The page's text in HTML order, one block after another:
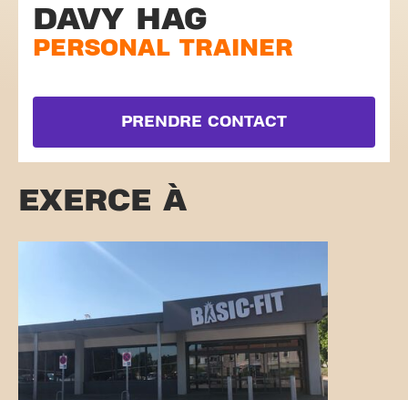
DAVY HAG
PERSONAL TRAINER
PRENDRE CONTACT
EXERCE À